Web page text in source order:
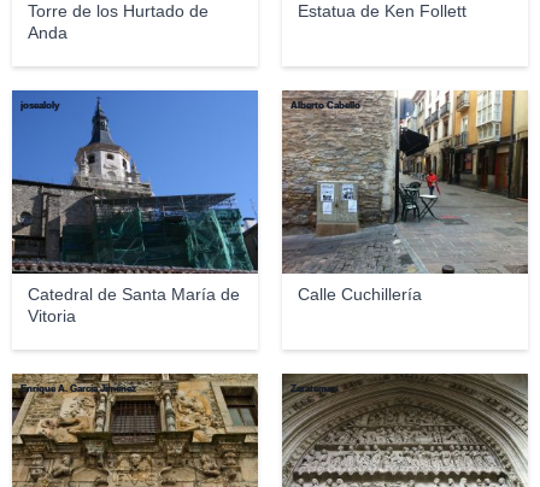
Torre de los Hurtado de
Anda
Estatua de Ken Follett
Catedral de Santa María de
Vitoria
josealoly
Calle Cuchillería
Alberto Cabello
Enrique A. García Jiménez Zarateman